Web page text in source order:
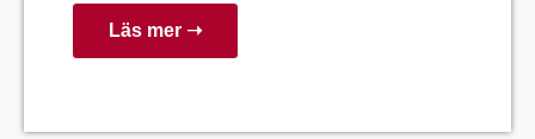
Läs mer ➝